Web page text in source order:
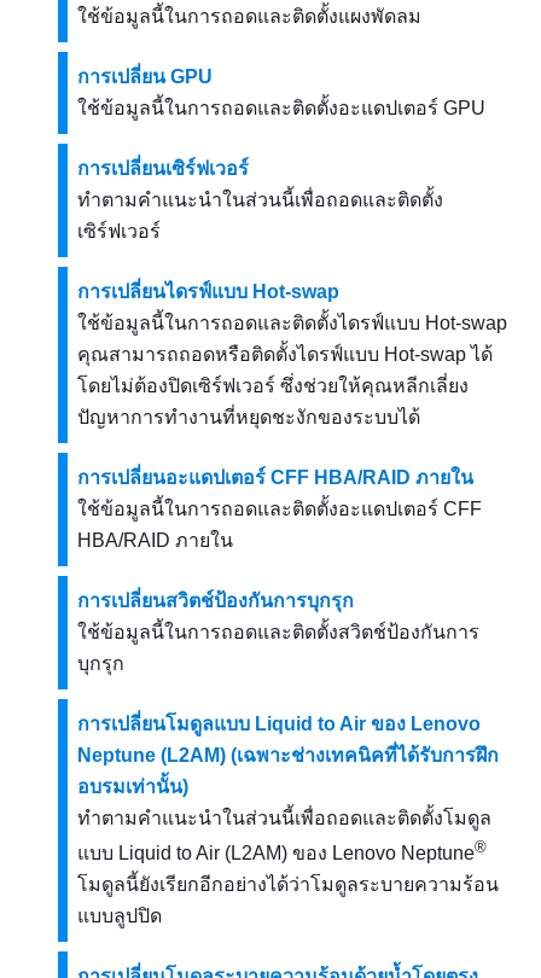
ใช้ข้อมูลนี้ในการถอดและติดตั้งแผงพัดลม
การเปลี่ยน GPU
ใช้ข้อมูลนี้ในการถอดและติดตั้งอะแดปเตอร์ GPU
การเปลี่ยนเซิร์ฟเวอร์
ทำตามคำแนะนำในส่วนนี้เพื่อถอดและติดตั้ง
เซิร์ฟเวอร์
การเปลี่ยนไดรฟ์แบบ Hot-swap
ใช้ข้อมูลนี้ในการถอดและติดตั้งไดรฟ์แบบ Hot-swap
คุณสามารถถอดหรือติดตั้งไดรฟ์แบบ Hot-swap ได้
โดยไม่ต้องปิดเซิร์ฟเวอร์ ซึ่งช่วยให้คุณหลีกเลี่ยง
ปัญหาการทำงานที่หยุดชะงักของระบบได้
การเปลี่ยนอะแดปเตอร์ CFF HBA/RAID ภายใน
ใช้ข้อมูลนี้ในการถอดและติดตั้งอะแดปเตอร์ CFF
HBA/RAID ภายใน
การเปลี่ยนสวิตช์ป้องกันการบุกรุก
ใช้ข้อมูลนี้ในการถอดและติดตั้งสวิตช์ป้องกันการ
บุกรุก
การเปลี่ยนโมดูลแบบ Liquid to Air ของ Lenovo
Neptune (L2AM) (เฉพาะช่างเทคนิคที่ได้รับการฝึก
อบรมเท่านั้น)
ทำตามคำแนะนำในส่วนนี้เพื่อถอดและติดตั้งโมดูล
แบบ Liquid to Air (L2AM) ของ Lenovo Neptune®
โมดูลนี้ยังเรียกอีกอย่างได้ว่าโมดูลระบายความร้อน
แบบลูปปิด